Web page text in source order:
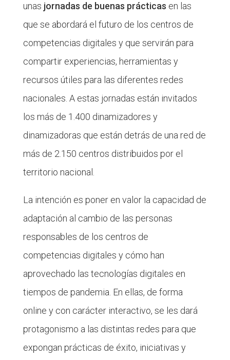
unas jornadas de buenas prácticas en las
que se abordará el futuro de los centros de
competencias digitales y que servirán para
compartir experiencias, herramientas y
recursos útiles para las diferentes redes
nacionales. A estas jornadas están invitados
los más de 1.400 dinamizadores y
dinamizadoras que están detrás de una red de
más de 2.150 centros distribuidos por el
territorio nacional.
La intención es poner en valor la capacidad de
adaptación al cambio de las personas
responsables de los centros de
competencias digitales y cómo han
aprovechado las tecnologías digitales en
tiempos de pandemia. En ellas, de forma
online y con carácter interactivo, se les dará
protagonismo a las distintas redes para que
expongan prácticas de éxito, iniciativas y